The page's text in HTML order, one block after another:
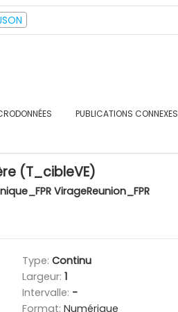
PUBLICATIONS CONNEXES
(T_cibleVE)
VirageReunion_FPR
Type: Continu
Largeur: 1
Intervalle: -
Format: Numérique